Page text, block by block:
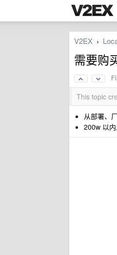
V2EX ›
需要购
This topic
从部署、
200w 以